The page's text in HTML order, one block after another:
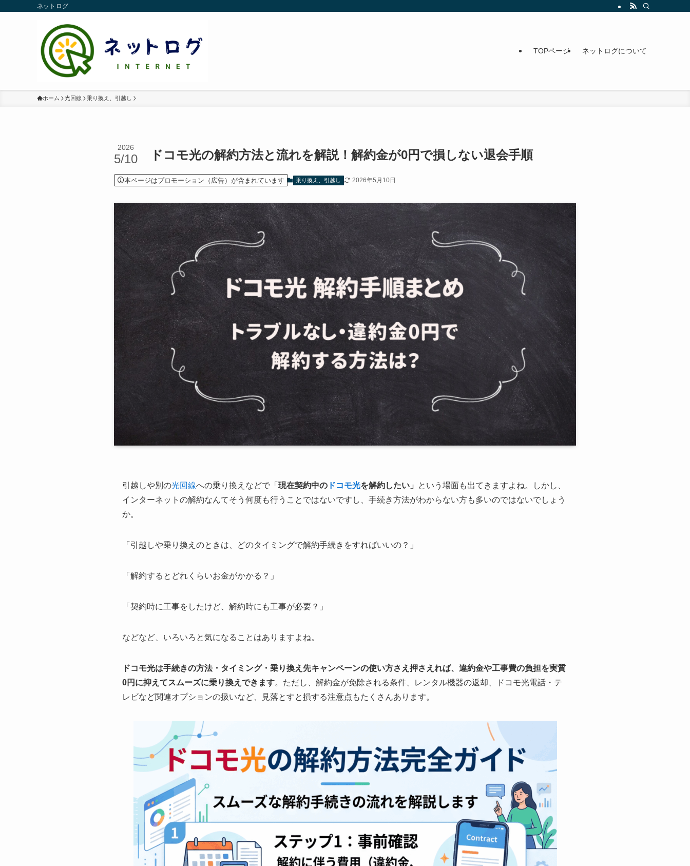
ネットログ
TOPページ ネットログについて
ホーム 光回線 乗り換え、引越し
ドコモ光の解約方法と流れを解説！解約金が0円で損しない退会手順
2026
5/10
本ページはプロモーション（広告）が含まれています 乗り換え、引越し 2026年5月10日
引越しや別の光回線への乗り換えなどで「 現在契約中の ドコモ光を解約したい」
という場面も出てきますよね。しかし、
インターネットの解約なんてそう何度も行うことではないですし、手続き方法がわからない方も多いのではないでしょう
か。
「引越しや乗り換えのときは、どのタイミングで解約手続きをすればいいの？」
「解約するとどれくらいお金がかかる？」
「契約時に工事をしたけど、解約時にも工事が必要？」
などなど、いろいろと気になることはありますよね。
ドコモ光は手続きの方法・タイミング・乗り換え先キャンペーンの使い方さえ押さえれば、違約金や工事費の負担を実質
0円に抑えてスムーズに乗り換えできます。ただし、解約金が免除される条件、レンタル機器の返却、ドコモ光電話・テ
レビなど関連オプションの扱いなど、見落とすと損する注意点もたくさんあります。